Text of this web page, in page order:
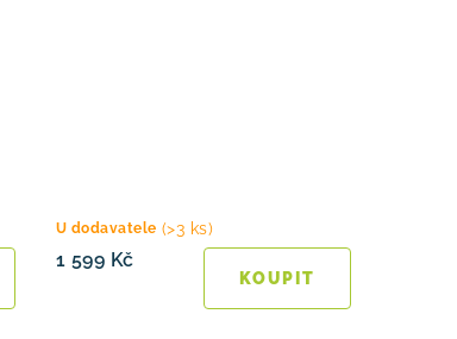
U dodavatele (>3 ks)
1 599 Kč